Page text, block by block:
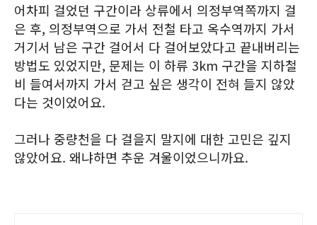
어차피 걸었던 구간이라 상류에서 의정부역쪽까지 걸
은 후, 의정부역으로 가서 전철 타고 옥수역까지 가서
거기서 남은 구간 걸어서 다 걸어보았다고 끝내버리는
방법도 있었지만, 문제는 이 하류 3km 구간을 지하철
비 들여서까지 가서 걷고 싶은 생각이 전혀 들지 않았
다는 것이었어요.
그러나 중량천을 다 걸을지 말지에 대한 고민은 깊지
않았어요. 왜냐하면 추운 겨울이었으니까요.